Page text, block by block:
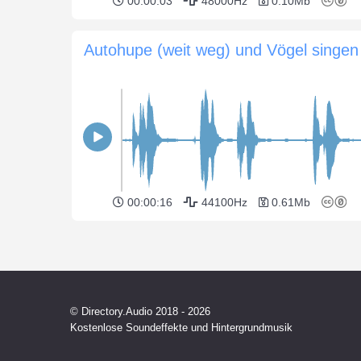
Autohupe (weit weg) und Vögel singen
00:00:16 44100Hz 0.61Mb
© Directory.Audio 2018 - 2026
Kostenlose Soundeffekte und Hintergrundmusik